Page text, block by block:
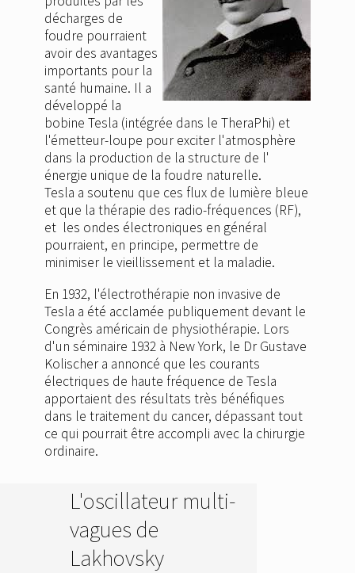
décharges de
foudre pourraient
avoir des avantages
importants pour la
santé humaine. Il a
développé la
bobine Tesla (intégrée dans le TheraPhi) et
l'émetteur-loupe pour exciter l'atmosphère
dans la production de la structure de l'
énergie unique de la foudre naturelle.
Tesla a soutenu que ces flux de lumière bleue
et que la thérapie des radio-fréquences (RF),
et les ondes électroniques en général
pourraient, en principe, permettre de
minimiser le vieillissement et la maladie.
En 1932, l'électrothérapie non invasive de
Tesla a été acclamée publiquement devant le
Congrès américain de physiothérapie. Lors
d'un séminaire 1932 à New York, le Dr Gustave
Kolischer a annoncé que les courants
électriques de haute fréquence de Tesla
apportaient des résultats très bénéfiques
dans le traitement du cancer, dépassant tout
ce qui pourrait être accompli avec la chirurgie
ordinaire.
L'oscillateur multi-
vagues de
Lakhovsky